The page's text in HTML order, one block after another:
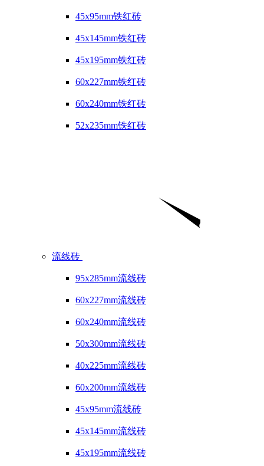
45x95mm铁红砖
45x145mm铁红砖
45x195mm铁红砖
60x227mm铁红砖
60x240mm铁红砖
52x235mm铁红砖
流线砖
95x285mm流线砖
60x227mm流线砖
60x240mm流线砖
50x300mm流线砖
40x225mm流线砖
60x200mm流线砖
45x95mm流线砖
45x145mm流线砖
45x195mm流线砖